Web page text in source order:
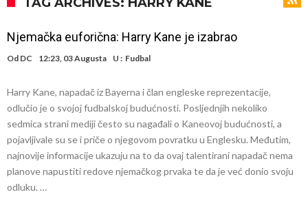
Kapiten slavnog kluba ubijen u napadu ispred svoje kuće, nacija
tjera suze
GROM USMRTIO FUDBALERA: Velika tragedija! Povrijeđeno još 12
igrača!
Mediji u Španiji konačno obznanili dugo očekivanu odluku: Vinicius
Junior je donio svoj izbor!
Гимараeš uspješno prošao ljekarske preglede u Arsenalu
VIDEO Messi se vratio u prvi sastav Inter Miamija i odmah srušio
rekord
Njemačka euforična: Harry Kane je izabrao
Od DC 12:23, 03 Augusta U : Fudbal
Harry Kane, napadač iz Bayerna i član engleske reprezentacije,
odlučio je o svojoj fudbalskoj budućnosti. Posljednjih nekoliko
sedmica strani mediji često su nagađali o Kaneovoj budućnosti, a
pojavljivale su se i priče o njegovom povratku u Englesku. Međutim,
najnovije informacije ukazuju na to da ovaj talentirani napadač nema
planove napustiti redove njemačkog prvaka te da je već donio svoju
odluku. …